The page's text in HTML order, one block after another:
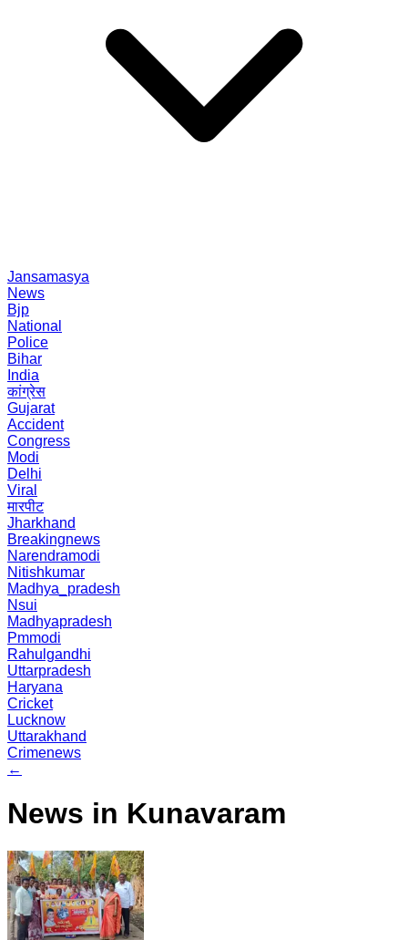
Jansamasya
News
Bjp
National
Police
Bihar
India
कांग्रेस
Gujarat
Accident
Congress
Modi
Delhi
Viral
मारपीट
Jharkhand
Breakingnews
Narendramodi
Nitishkumar
Madhya_pradesh
Nsui
Madhyapradesh
Pmmodi
Rahulgandhi
Uttarpradesh
Haryana
Cricket
Lucknow
Uttarakhand
Crimenews
←
News in Kunavaram